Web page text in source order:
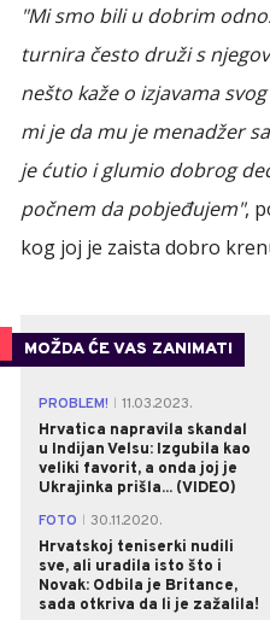
"Mi smo bili u dobrim
turnira često druži s
nešto kaže o izjavama
mi je da mu je menadžer
je ćutio i glumio dobrog
počnem da pobjeđujem",
kog joj je zaista dobro
MOŽDA ĆE VAS ZANIMATI
PROBLEM!
11.03.2023.
Hrvatica napravila skandal
u Indijan Velsu: Izgubila kao
veliki favorit, a onda joj je
Ukrajinka prišla... (VIDEO)
FOTO
30.11.2020.
Hrvatskoj teniserki nudili
sve, ali uradila isto što i
Novak: Odbila je Britance,
sada otkriva da li je zažalila!